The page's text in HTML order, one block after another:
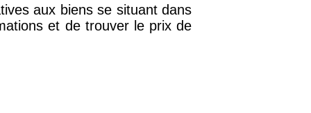
aux biens se situant dans
et de trouver le prix de